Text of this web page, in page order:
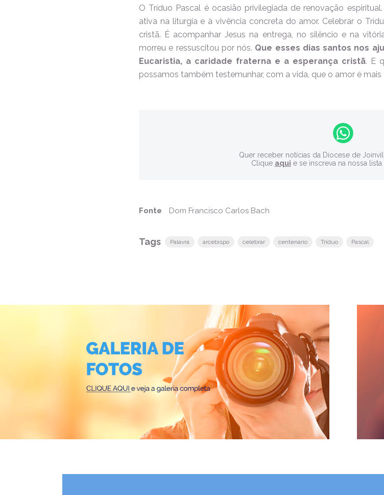
O Tríduo Pascal é ocasião privilegiada de renovação
ativa na liturgia e à vivência concreta do amor. Celebrar o
cristã. É acompanhar Jesus na entrega, no silêncio e na
morreu e ressuscitou por nós. Que esses dias santos nos
Eucaristia, a caridade fraterna e a esperança cristã. E
possamos também testemunhar, com a vida, que o amor é
Quer receber notícias da Diocese de
Clique aqui e se inscreva na nossa lista
Fonte Dom Francisco Carlos Bach
Tags Palavra arcebispo celebrar centenário Tríduo Pascal